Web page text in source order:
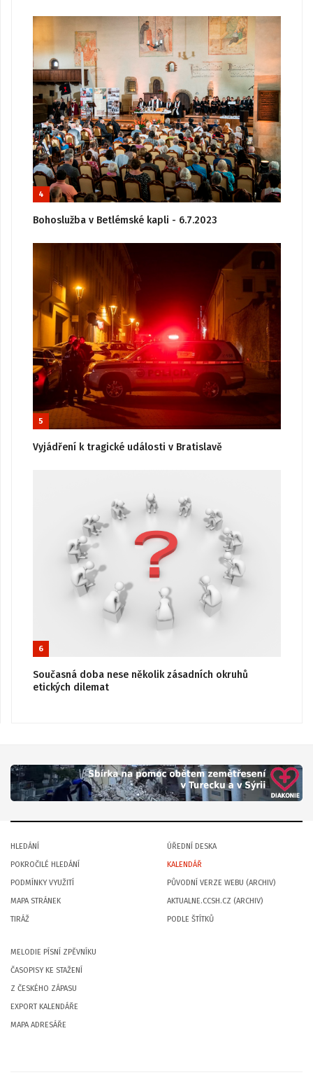
4
Bohoslužba v Betlémské kapli - 6.7.2023
5
Vyjádření k tragické události v Bratislavě
6
Současná doba nese několik zásadních okruhů
etických dilemat
HLEDÁNÍ
POKROČILÉ HLEDÁNÍ
PODMÍNKY VYUŽITÍ
MAPA STRÁNEK
TIRÁŽ
ÚŘEDNÍ DESKA
KALENDÁŘ
PŮVODNÍ VERZE WEBU (ARCHIV)
AKTUALNE.CCSH.CZ (ARCHIV)
PODLE ŠTÍTKŮ
MELODIE PÍSNÍ ZPĚVNÍKU
ČASOPISY KE STAŽENÍ
Z ČESKÉHO ZÁPASU
EXPORT KALENDÁŘE
MAPA ADRESÁŘE